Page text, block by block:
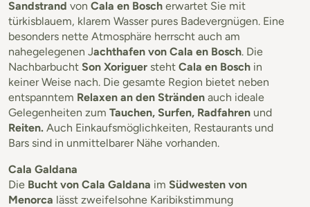
Sandstrand von Cala en Bosch erwartet Sie mit
türkisblauem, klarem Wasser pures Badevergnügen. Eine
besonders nette Atmosphäre herrscht auch am
nahegelegenen Jachthafen von Cala en Bosch. Die
Nachbarbucht Son Xoriguer steht Cala en Bosch in
keiner Weise nach. Die gesamte Region bietet neben
entspanntem Relaxen an den Stränden auch ideale
Gelegenheiten zum Tauchen, Surfen, Radfahren und
Reiten. Auch Einkaufsmöglichkeiten, Restaurants und
Bars sind in unmittelbarer Nähe vorhanden.
Cala Galdana
Die Bucht von Cala Galdana im Südwesten von
Menorca lässt zweifelsohne Karibikstimmung